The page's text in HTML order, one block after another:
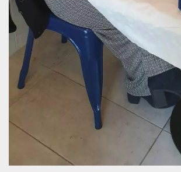
CookieScriptConsent
2